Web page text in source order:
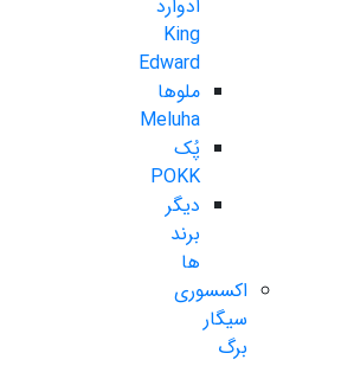
ادوارد
King
Edward
ملوها
Meluha
پُک
POKK
دیگر
برند
ها
اکسسوری
سیگار
برگ